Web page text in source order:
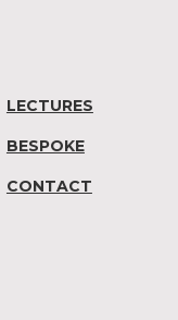
LECTURES
BESPOKE
CONTACT